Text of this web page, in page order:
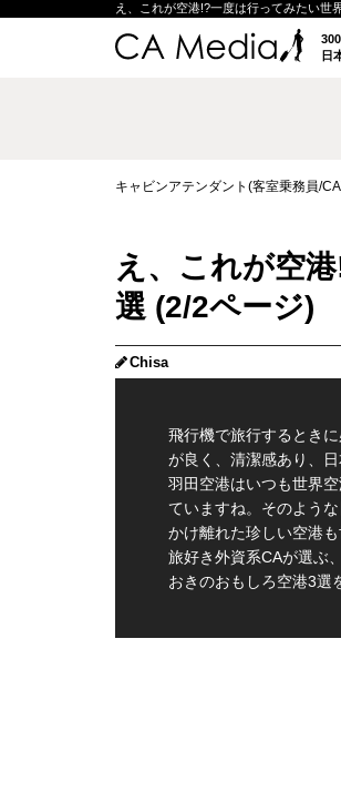
え、これが空港!?一度は行ってみたい世
日
キャビンアテンダント(客室乗務員/
え、これが空
選 (2/2ページ)
Chisa
飛行機で旅行するとき
が良く、清潔感あり、
羽田空港はいつも世界
ていますね。そのよう
かけ離れた珍しい空港
旅好き外資系CAが選ぶ
おきのおもしろ空港3選